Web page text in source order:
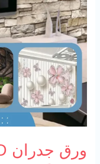
ورق جدران 3D